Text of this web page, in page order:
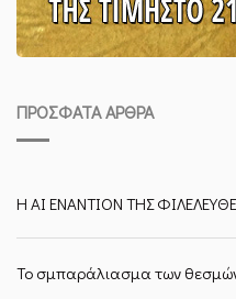
ΠΡΌΣΦΑΤΑ ΆΡΘΡΑ
Η ΑΙ ΕΝΑΝΤΙΟΝ ΤΗΣ
Το σμπαράλιασμα των